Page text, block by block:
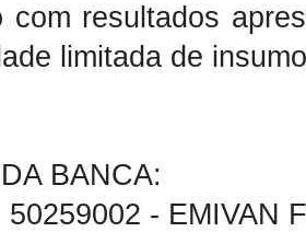
com resultados
limitada de
BANCA:
- EMIVAN